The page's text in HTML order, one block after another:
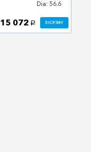
Dia: 56.6
15 072 a В КОРЗИНУ